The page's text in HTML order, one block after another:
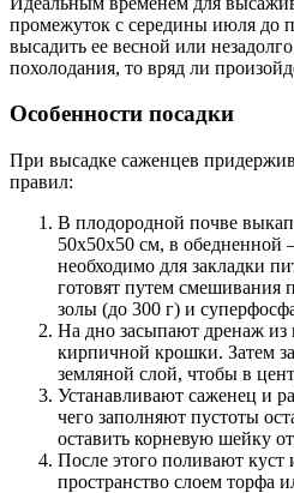
промежуток с середины июля до
высадить ее весной или
похолодания, то вряд ли
Особенности посадки
При высадке саженцев
правил:
В плодородной почве
50х50х50 см, в обедненной
необходимо для закладки
готовят путем смешивания
золы (до 300 г) и
На дно засыпают дренаж из
кирпичной крошки. Затем
земляной слой, чтобы в
Устанавливают саженец и
чего заполняют пустоты
оставить корневую шейку
После этого поливают
пространство слоем торфа